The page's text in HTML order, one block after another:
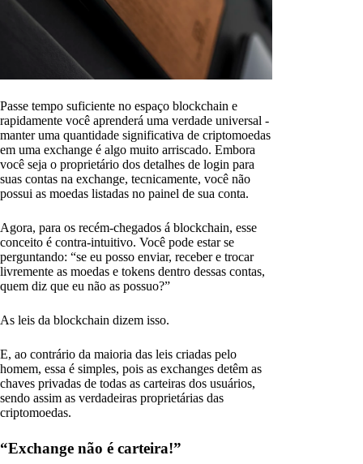
Passe tempo suficiente no espaço blockchain e
rapidamente você aprenderá uma verdade universal -
manter uma quantidade significativa de criptomoedas
em uma exchange é algo muito arriscado. Embora
você seja o proprietário dos detalhes de login para
suas contas na exchange, tecnicamente, você não
possui as moedas listadas no painel de sua conta.
Agora, para os recém-chegados á blockchain, esse
conceito é contra-intuitivo. Você pode estar se
perguntando: “se eu posso enviar, receber e trocar
livremente as moedas e tokens dentro dessas contas,
quem diz que eu não as possuo?”
As leis da blockchain dizem isso.
E, ao contrário da maioria das leis criadas pelo
homem, essa é simples, pois as exchanges detêm as
chaves privadas de todas as carteiras dos usuários,
sendo assim as verdadeiras proprietárias das
criptomoedas.
“Exchange não é carteira!”